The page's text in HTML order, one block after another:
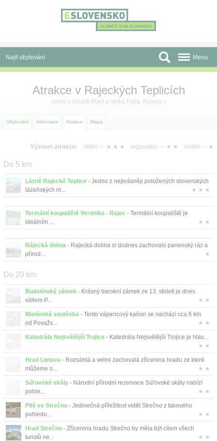
Najít ubytování
Slevy a Last Minute
Autobusové zájezdy
Před cestou
Atrakce
Kontakt
Menu
Atrakce v Rajeckých Teplicích
(obec v oblasti Malá a Velká Fatra, Kysuca )
Ubytování Informace Atrakce Mapa
Význam atrakce: státní — ★ ★ ★ regionální — ★ ★ místní — ★
Do 5 km
Lázně Rajecké Teplice - Jedno z nejkrásněji položených slovenských
lázeňských m...
★ ★ ★
Termální koupaliště Veronika - Rajec - Termální koupaliště je
ideálním ...
★ ★
Rájecká dolina - Rajecká dolina si dodnes zachovalo panenský ráz a
přírod...
★
Do 20 km
Budatínský zámek - Krásný barokní zámek ze 13. století je dnes
sídlem P...
★ ★
Manínská soutěska - Tento vápencový kaňon se nachází cca 6 km
od Považs...
★ ★
Katedrála Nejsvětější Trojice - Katedrála Nejsvětější Trojice je hlav...
★ ★
Hrad Lietava - Rozsáhlá a velmi zachovalá zřícenina hradu ze které
můžeme o...
★ ★
Súľovské skály - Národní přírodní rezervace Súľovské skály nabízí
pohle...
★ ★
Pltě ve Strečnu - Jedinečná příležitost vidět Strečno z takového
pohledu...
★ ★
Hrad Strečno - Zřícenina hradu Strečno by měla být cílem všech
turistů ne...
★ ★